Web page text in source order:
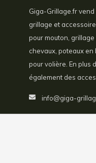
Giga-Grillage.fr
grillage et
pour mouton,
chevaux, poteaux
pour volière. En plus
également des
info@giga-